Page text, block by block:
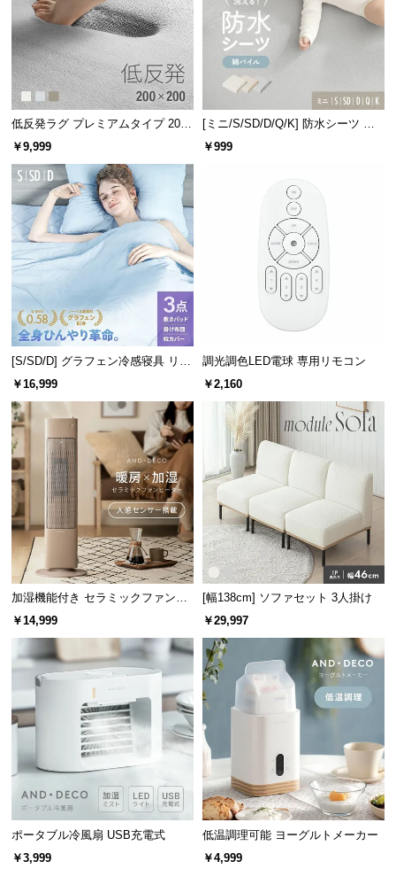
企
業
情
報
低反発ラグ プレミアムタイプ 200×
200cm
￥9,999
[ミニ/S/SD/D/Q/K] 防水シーツ コ
ットンパイル
￥999
[S/SD/D] グラフェン冷感寝具 リバ
ーシブル 3点セット 速乾 抗菌 洗え
￥16,999
調光調色LED電球 専用リモコン
￥2,160
加湿機能付き セラミックファンヒ
ーター
￥14,999
[幅138cm] ソファセット 3人掛け
￥29,997
ポータブル冷風扇 USB充電式
￥3,999
低温調理可能 ヨーグルトメーカー
￥4,999